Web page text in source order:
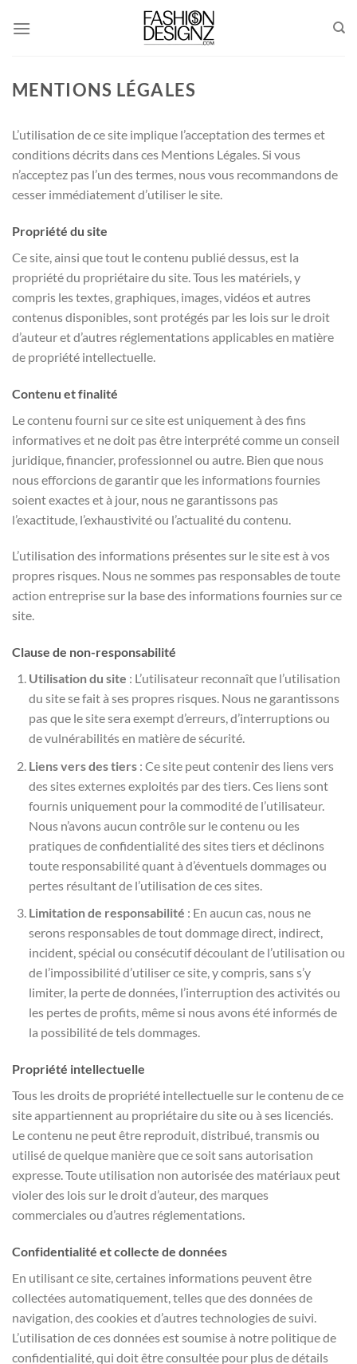
MENTIONS LÉGALES
L’utilisation de ce site implique l’acceptation des termes et
conditions décrits dans ces Mentions Légales. Si vous
n’acceptez pas l’un des termes, nous vous recommandons de
cesser immédiatement d’utiliser le site.
Propriété du site
Ce site, ainsi que tout le contenu publié dessus, est la
propriété du propriétaire du site. Tous les matériels, y
compris les textes, graphiques, images, vidéos et autres
contenus disponibles, sont protégés par les lois sur le droit
d’auteur et d’autres réglementations applicables en matière
de propriété intellectuelle.
Contenu et finalité
Le contenu fourni sur ce site est uniquement à des fins
informatives et ne doit pas être interprété comme un conseil
juridique, financier, professionnel ou autre. Bien que nous
nous efforcions de garantir que les informations fournies
soient exactes et à jour, nous ne garantissons pas
l’exactitude, l’exhaustivité ou l’actualité du contenu.
L’utilisation des informations présentes sur le site est à vos
propres risques. Nous ne sommes pas responsables de toute
action entreprise sur la base des informations fournies sur ce
site.
Clause de non-responsabilité
Utilisation du site : L’utilisateur reconnaît que l’utilisation
du site se fait à ses propres risques. Nous ne garantissons
pas que le site sera exempt d’erreurs, d’interruptions ou
de vulnérabilités en matière de sécurité.
Liens vers des tiers: Ce site peut contenir des liens vers
des sites externes exploités par des tiers. Ces liens sont
fournis uniquement pour la commodité de l’utilisateur.
Nous n’avons aucun contrôle sur le contenu ou les
pratiques de confidentialité des sites tiers et déclinons
toute responsabilité quant à d’éventuels dommages ou
pertes résultant de l’utilisation de ces sites.
Limitation de responsabilité : En aucun cas, nous ne
serons responsables de tout dommage direct, indirect,
incident, spécial ou consécutif découlant de l’utilisation ou
de l’impossibilité d’utiliser ce site, y compris, sans s’y
limiter, la perte de données, l’interruption des activités ou
les pertes de profits, même si nous avons été informés de
la possibilité de tels dommages.
Propriété intellectuelle
Tous les droits de propriété intellectuelle sur le contenu de ce
site appartiennent au propriétaire du site ou à ses licenciés.
Le contenu ne peut être reproduit, distribué, transmis ou
utilisé de quelque manière que ce soit sans autorisation
expresse. Toute utilisation non autorisée des matériaux peut
violer des lois sur le droit d’auteur, des marques
commerciales ou d’autres réglementations.
Confidentialité et collecte de données
En utilisant ce site, certaines informations peuvent être
collectées automatiquement, telles que des données de
navigation, des cookies et d’autres technologies de suivi.
L’utilisation de ces données est soumise à notre politique de
confidentialité, qui doit être consultée pour plus de détails